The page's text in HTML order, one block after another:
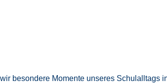
besondere Momente unseres Schulalltags